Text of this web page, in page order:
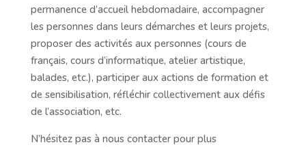
permanence d’accueil hebdomadaire, accompagner
les personnes dans leurs démarches et leurs projets,
proposer des activités aux personnes (cours de
français, cours d’informatique, atelier artistique,
balades, etc.), participer aux actions de formation et
de sensibilisation, réfléchir collectivement aux défis
de l’association, etc.
N’hésitez pas à nous contacter pour plus